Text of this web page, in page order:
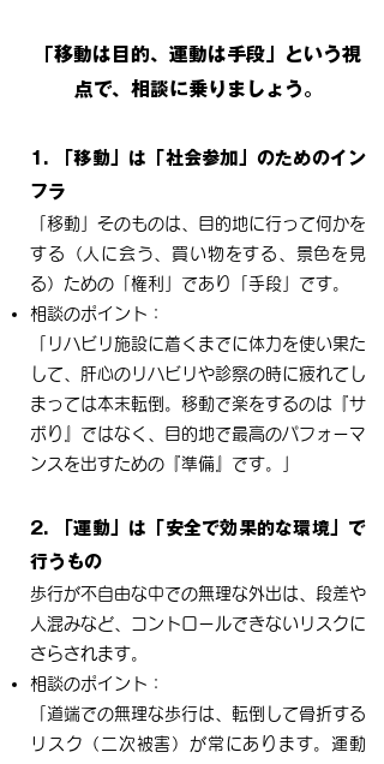
「移動は目的、運動は手段」という視
点で、相談に乗りましょう。
1. 「移動」は「社会参加」のためのイン
フラ
「移動」そのものは、目的地に行って何かを
する（人に会う、買い物をする、景色を見
る）ための「権利」であり「手段」です。
相談のポイント：
「リハビリ施設に着くまでに体力を使い果た
して、肝心のリハビリや診察の時に疲れてし
まっては本末転倒。移動で楽をするのは『サ
ボり』ではなく、目的地で最高のパフォーマ
ンスを出すための『準備』です。」
2. 「運動」は「安全で効果的な環境」で
行うもの
歩行が不自由な中での無理な外出は、段差や
人混みなど、コントロールできないリスクに
さらされます。
相談のポイント：
「道端での無理な歩行は、転倒して骨折する
リスク（二次被害）が常にあります。運動